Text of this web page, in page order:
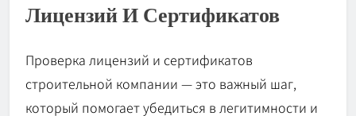
Лицензий И Сертификатов
Проверка лицензий и сертификатов
строительной компании — это важный шаг,
который помогает убедиться в легитимности и